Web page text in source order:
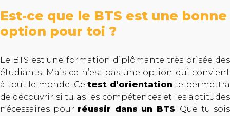
Est-ce que le BTS est une bonne
option pour toi ?
Le BTS est une formation diplômante très prisée des
étudiants. Mais ce n’est pas une option qui convient
à tout le monde. Cetest d’orientation te permettra
de découvrir si tu as les compétences et les aptitudes
nécessaires pour réussir dans un BTS. Que tu sois